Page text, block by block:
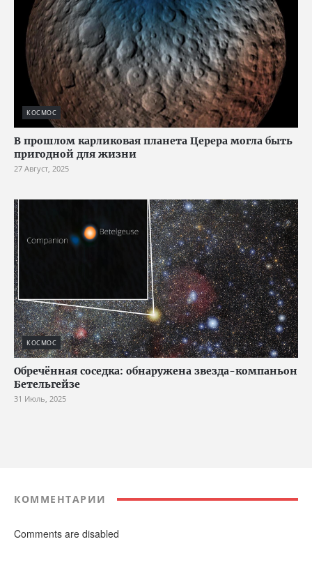
КОСМОС
В прошлом карликовая планета Церера могла быть
пригодной для жизни
27 Август, 2025
КОСМОС
Обречённая соседка: обнаружена звезда-компаньон
Бетельгейзе
31 Июль, 2025
КОММЕНТАРИИ
Comments are disabled